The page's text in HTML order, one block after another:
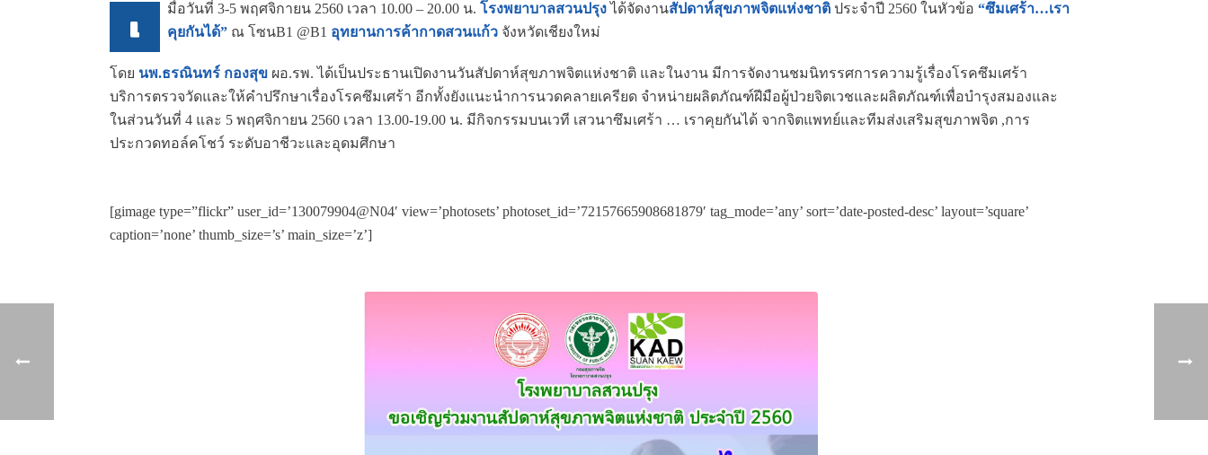
เ มื่อวันที่ 3-5 พฤศจิกายน 2560 เวลา 10.00 – 20.00 น. โรงพยาบาลสวนปรุงได้จัดงานสัปดาห์สุขภาพจิตแห่งชาติ ประจำปี 2560 ในหัวข้อ “ซึมเศร้า…เรา
คุยกันได้” ณ โซนB1 @B1 อุทยานการค้ากาดสวนแก้ว จังหวัดเชียงใหม่
โดย นพ.ธรณินทร์ กองสุข ผอ.รพ. ได้เป็นประธานเปิดงานวันสัปดาห์สุขภาพจิตแห่งชาติ และในงาน มีการจัดงานชมนิทรรศการความรู้เรื่องโรคซึมเศร้า
บริการตรวจวัดและให้คำปรึกษาเรื่องโรคซึมเศร้า อีกทั้งยังแนะนำการนวดคลายเครียด จำหน่ายผลิตภัณฑ์ฝีมือผู้ป่วยจิตเวชและผลิตภัณฑ์เพื่อบำรุงสมองและ
ในส่วนวันที่ 4 และ 5 พฤศจิกายน 2560 เวลา 13.00-19.00 น. มีกิจกรรมบนเวที เสวนาซึมเศร้า … เราคุยกันได้ จากจิตแพทย์และทีมส่งเสริมสุขภาพจิต ,การ
ประกวดทอล์คโชว์ ระดับอาชีวะและอุดมศึกษา
[gimage type=”flickr” user_id=’130079904@N04′ view=’photosets’ photoset_id=’72157665908681879′ tag_mode=’any’ sort=’date-posted-desc’ layout=’square’
caption=’none’ thumb_size=’s’ main_size=’z’]